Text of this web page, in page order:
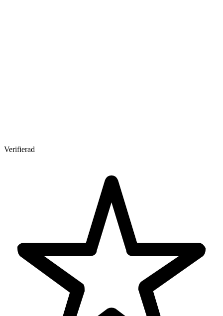
Verifierad